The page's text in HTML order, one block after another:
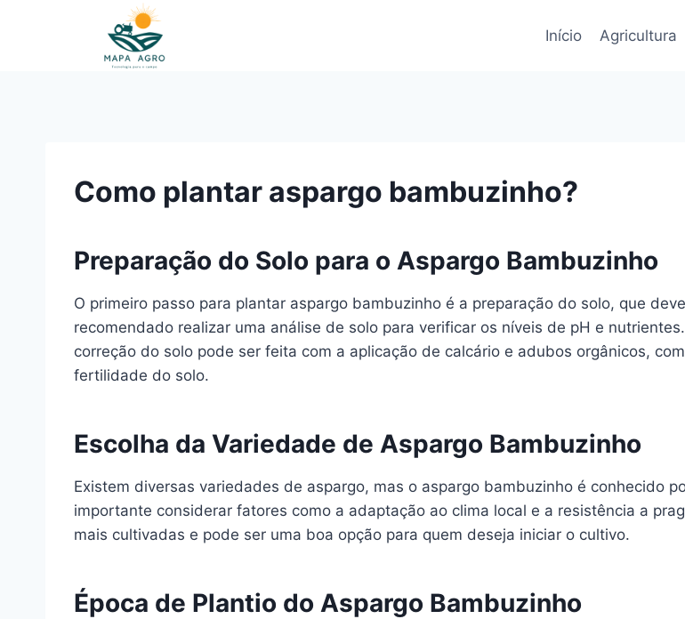
Início Agricultura
Como plantar aspargo bambuzinho?
Preparação do Solo para o Aspargo Bambuzinho
O primeiro passo para plantar aspargo bambuzinho é a preparação do solo, que
recomendado realizar uma análise de solo para verificar os níveis de pH e
correção do solo pode ser feita com a aplicação de calcário e adubos orgânicos,
fertilidade do solo.
Escolha da Variedade de Aspargo Bambuzinho
Existem diversas variedades de aspargo, mas o aspargo bambuzinho é conhecido
importante considerar fatores como a adaptação ao clima local e a resistência a
mais cultivadas e pode ser uma boa opção para quem deseja iniciar o cultivo.
Época de Plantio do Aspargo Bambuzinho